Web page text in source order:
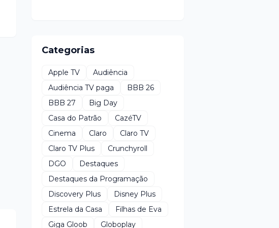
Categorias
Apple TV
Audiência
Audiência TV paga
BBB 26
BBB 27
Big Day
Casa do Patrão
CazéTV
Cinema
Claro
Claro TV
Claro TV Plus
Crunchyroll
DGO
Destaques
Destaques da Programação
Discovery Plus
Disney Plus
Estrela da Casa
Filhas de Eva
Giga Gloob
Globoplay